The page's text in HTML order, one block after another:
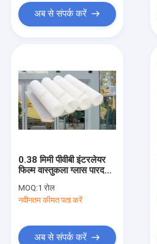
अब से संपर्क करें
0.38 मिमी पीवीबी इंटरलेयर
फिल्म वास्तुकला ग्लास पारदर्शी
EN14449
MOQ:1 रोल
नवीनतम कीमत पता करें
अब से संपर्क करें